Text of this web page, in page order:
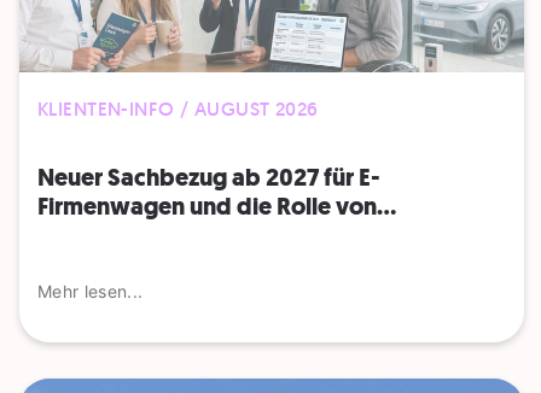
KLIENTEN-INFO / AUGUST 2026
Neuer Sachbezug ab 2027 für E-
Firmenwagen und die Rolle von...
Mehr lesen...